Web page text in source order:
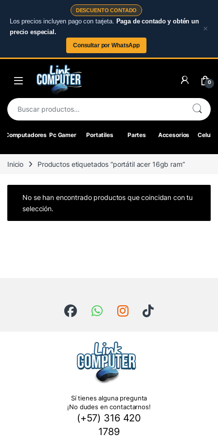
DESCUENTO CONTADO
Los precios incluyen pago con tarjeta. Paga de contado y obtén un
precio especial.
Consultar por WhatsApp
×
Skip to navigation
0
Buscar por:
Computadores Pc Gamer Portatiles Partes Accesorios
Inicio Productos etiquetados “portátil acer 16gb ram”
No se han encontrado productos que coincidan con tu
selección.
Sí tienes alguna pregunta
¡No dudes en contactarnos!
(+57) 316 420
1789